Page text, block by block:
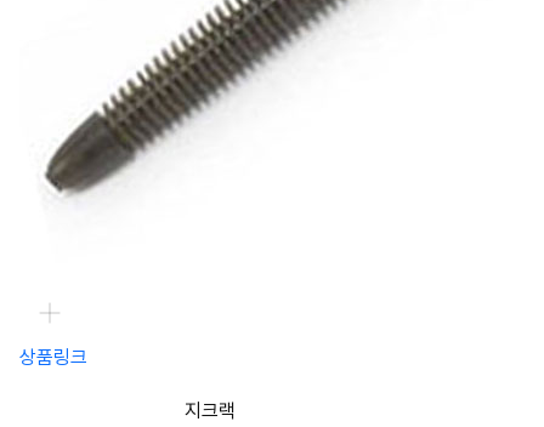
상품링크
지크랙